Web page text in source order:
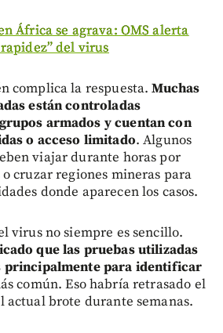
África se agrava: OMS alerta
del virus
complica la respuesta. Muchas
están controladas
armados y cuentan con
o acceso limitado. Algunos
viajar durante horas por
cruzar regiones mineras para
donde aparecen los casos.
virus no siempre es sencillo.
que las pruebas utilizadas
principalmente para identificar
común. Eso habría retrasado el
actual brote durante semanas.